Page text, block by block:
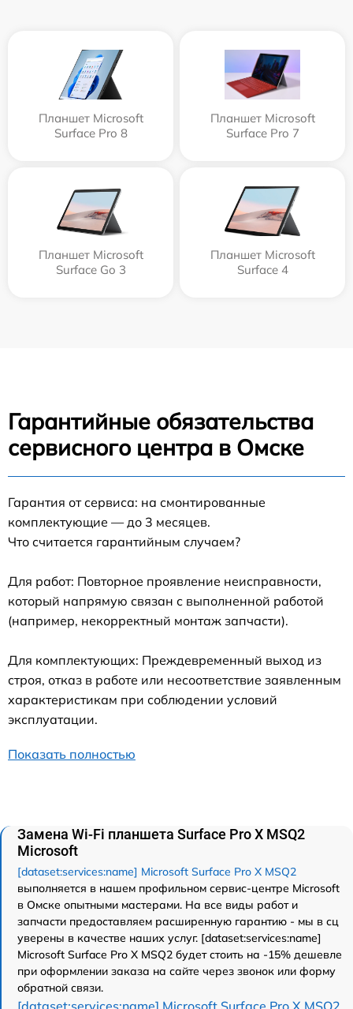
Планшет Microsoft
Surface Pro 8
Планшет Microsoft
Surface Pro 7
Планшет Microsoft
Surface Go 3
Планшет Microsoft
Surface 4
Гарантийные обязательства
сервисного центра в Омске
Гарантия от сервиса: на смонтированные
комплектующие — до 3 месяцев.
Что считается гарантийным случаем?
Для работ: Повторное проявление неисправности,
который напрямую связан с выполненной работой
(например, некорректный монтаж запчасти).
Для комплектующих: Преждевременный выход из
строя, отказ в работе или несоответствие заявленным
характеристикам при соблюдении условий
эксплуатации.
Показать полностью
Замена Wi-Fi планшета Surface Pro X MSQ2
Microsoft
[dataset:services:name] Microsoft Surface Pro X MSQ2
выполняется в нашем профильном сервис-центре Microsoft
в Омске опытными мастерами. На все виды работ и
запчасти предоставляем расширенную гарантию - мы в сц
уверены в качестве наших услуг. [dataset:services:name]
Microsoft Surface Pro X MSQ2 будет стоить на -15% дешевле
при оформлении заказа на сайте через звонок или форму
обратной связи.